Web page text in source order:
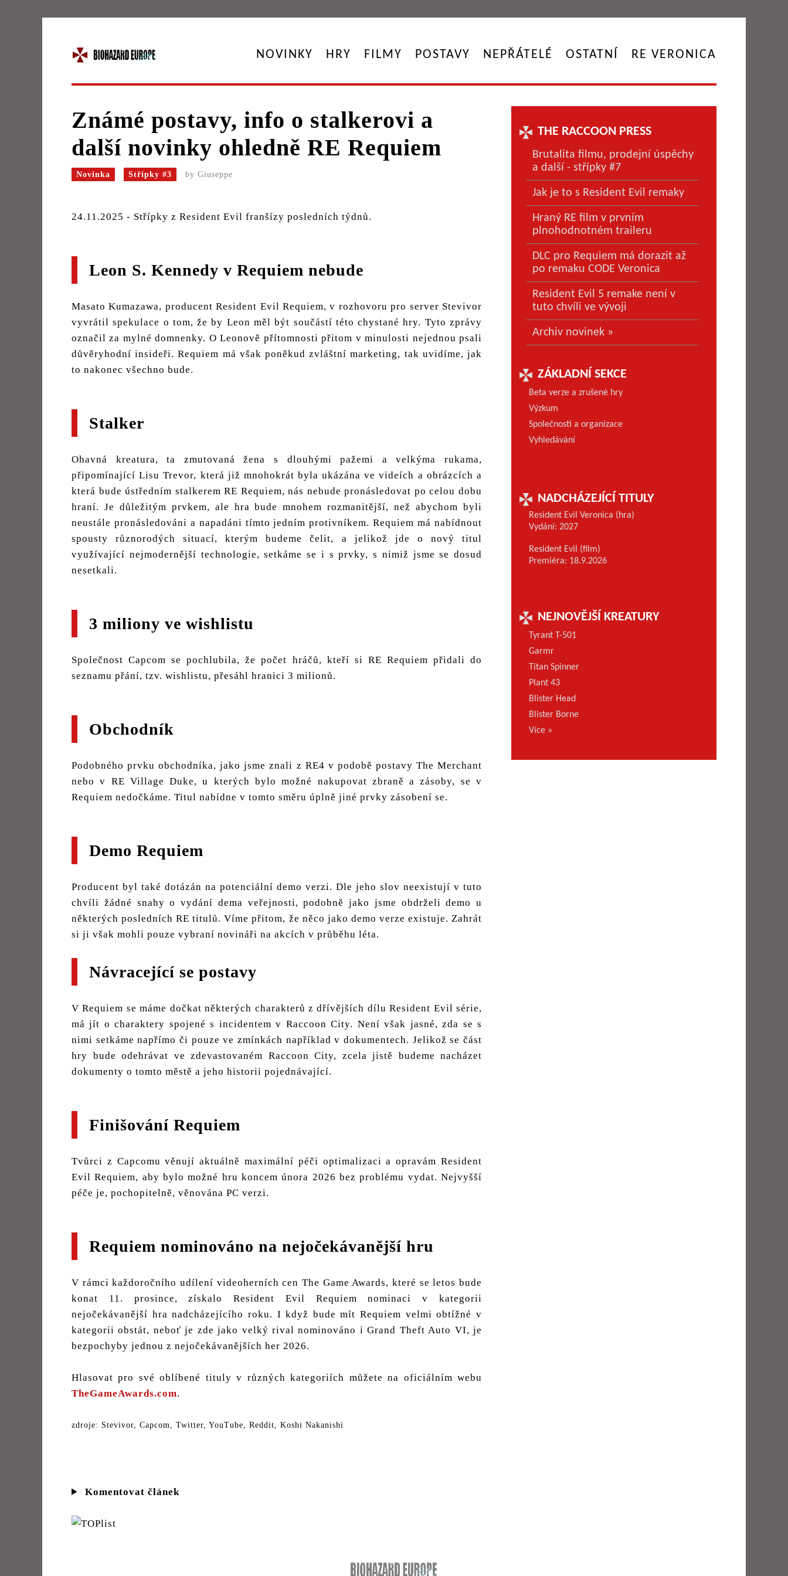
NOVINKY HRY FILMY POSTAVY NEPŘÁTELÉ OSTATNÍ RE VERONICA
Známé postavy, info o stalkerovi a
další novinky ohledně RE Requiem
Novinka Střípky #3 by Giuseppe
24.11.2025 - Střípky z Resident Evil franšízy posledních týdnů.
Leon S. Kennedy v Requiem nebude
Masato Kumazawa, producent Resident Evil Requiem, v rozhovoru pro server Stevivor
vyvrátil spekulace o tom, že by Leon měl být součástí této chystané hry. Tyto zprávy
označil za mylné domnenky. O Leonově přítomnosti přitom v minulosti nejednou psali
důvěryhodní insideři. Requiem má však poněkud zvláštní marketing, tak uvidíme, jak
to nakonec všechno bude.
Stalker
Ohavná kreatura, ta zmutovaná žena s dlouhými pažemi a velkýma rukama,
připomínající Lisu Trevor, která již mnohokrát byla ukázána ve videích a obrázcích a
která bude ústředním stalkerem RE Requiem, nás nebude pronásledovat po celou dobu
hraní. Je důležitým prvkem, ale hra bude mnohem rozmanitější, než abychom byli
neustále pronásledováni a napadáni tímto jedním protivníkem. Requiem má nabídnout
spousty různorodých situací, kterým budeme čelit, a jelikož jde o nový titul
využívající nejmodernější technologie, setkáme se i s prvky, s nimiž jsme se dosud
nesetkali.
3 miliony ve wishlistu
Společnost Capcom se pochlubila, že počet hráčů, kteří si RE Requiem přidali do
seznamu přání, tzv. wishlistu, přesáhl hranici 3 milionů.
Obchodník
Podobného prvku obchodníka, jako jsme znali z RE4 v podobě postavy The Merchant
nebo v RE Village Duke, u kterých bylo možné nakupovat zbraně a zásoby, se v
Requiem nedočkáme. Titul nabídne v tomto směru úplně jiné prvky zásobení se.
Demo Requiem
Producent byl také dotázán na potenciální demo verzi. Dle jeho slov neexistují v tuto
chvíli žádné snahy o vydání dema veřejnosti, podobně jako jsme obdrželi demo u
některých posledních RE titulů. Víme přitom, že něco jako demo verze existuje. Zahrát
si ji však mohli pouze vybraní novináři na akcích v průběhu léta.
Návracející se postavy
V Requiem se máme dočkat některých charakterů z dřívějších dílu Resident Evil série,
má jít o charaktery spojené s incidentem v Raccoon City. Není však jasné, zda se s
nimi setkáme napřímo či pouze ve zmínkách například v dokumentech. Jelikož se část
hry bude odehrávat ve zdevastovaném Raccoon City, zcela jistě budeme nacházet
dokumenty o tomto městě a jeho historii pojednávající.
Finišování Requiem
Tvůrci z Capcomu věnují aktuálně maximální péči optimalizaci a opravám Resident
Evil Requiem, aby bylo možné hru koncem února 2026 bez problému vydat. Nejvyšší
péče je, pochopitelně, věnována PC verzi.
Requiem nominováno na nejočekávanější hru
V rámci každoročního udílení videoherních cen The Game Awards, které se letos bude
konat 11. prosince, získalo Resident Evil Requiem nominaci v kategorii
nejočekávanější hra nadcházejícího roku. I když bude mít Requiem velmi obtížné v
kategorii obstát, neboť je zde jako velký rival nominováno i Grand Theft Auto VI, je
bezpochyby jednou z nejočekávanějších her 2026.
Hlasovat pro své oblíbené tituly v různých kategoriích můžete na oficiálním webu
TheGameAwards.com.
zdroje: Stevivor, Capcom, Twitter, YouTube, Reddit, Koshi Nakanishi
Komentovat článek
THE RACCOON PRESS
Brutalita filmu, prodejní úspěchy
a další - střípky #7
Jak je to s Resident Evil remaky
Hraný RE film v prvním
plnohodnotném traileru
DLC pro Requiem má dorazit až
po remaku CODE Veronica
Resident Evil 5 remake není v
tuto chvíli ve vývoji
Archiv novinek »
ZÁKLADNÍ SEKCE
Beta verze a zrušené hry
Výzkum
Společnosti a organizace
Vyhledávání
NADCHÁZEJÍCÍ TITULY
Resident Evil Veronica (hra)
Vydání: 2027
Resident Evil (film)
Premiéra: 18.9.2026
NEJNOVĚJŠÍ KREATURY
Tyrant T-501
Garmr
Titan Spinner
Plant 43
Blister Head
Blister Borne
Více »